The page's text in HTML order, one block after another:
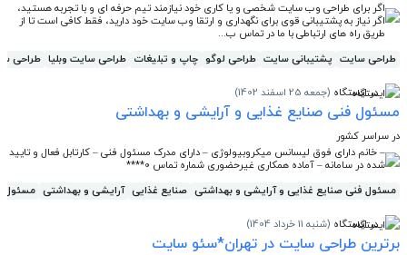
اگر برای طراحی وب سایت شخصی و یا کاری خود نیازمند تیم حرفه ای و با تجربه هستید،
اگر نیاز به پشتیبانی قوی برای نگهداری و ارتقا وب سایت خود دارید، فقط کافی است تا از
طریق راه های ارتباطی با ما در تماس ب...
طراحی سایت پشتیبانی سایت طراحی لوگو چاپ و تبلیغات طراحی سایت وبلیا طراحی
در ایستگاه (جمعه 25 اسفند 1402)
مسئول فنی صنایع غذایی و آرایشی و بهداشتی
در سراسر کشور
– خانم دارای فوق لیسانس میکروبیولوژی – دارای مدرک مسئول فنی – کارتابل فعال و تایید
شده در سامانه – آماده همکاری غیرحضوری شماره تماس 0****
مسئول فنی صنایع غذایی و آرایشی و بهداشتی صنایع غذایی آرایشی و بهداشتی مسئول
در ایستگاه (شنبه 11 خرداد 1404)
برترین طراحی سایت در تهران*سئو سایت